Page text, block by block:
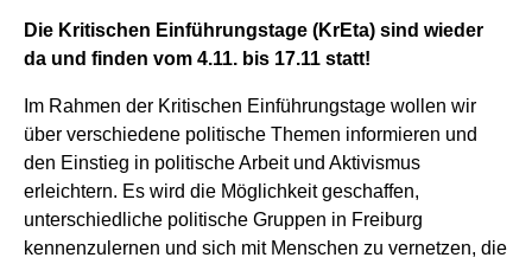
Die Kritischen Einführungstage (KrEta) sind wieder
da und finden vom 4.11. bis 17.11 statt!
Im Rahmen der Kritischen Einführungstage wollen wir
über verschiedene politische Themen informieren und
den Einstieg in politische Arbeit und Aktivismus
erleichtern. Es wird die Möglichkeit geschaffen,
unterschiedliche politische Gruppen in Freiburg
kennenzulernen und sich mit Menschen zu vernetzen, die